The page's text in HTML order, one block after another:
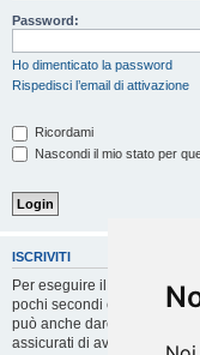
Password:
Ho dimenticato la password
Rispedisci l’email di attivazione
Ricordami
Nascondi il mio stato per
ISCRIVITI
Per eseguire il login devi
pochi secondi e garantisce
può anche dare permessi
assicurati di aver letto i